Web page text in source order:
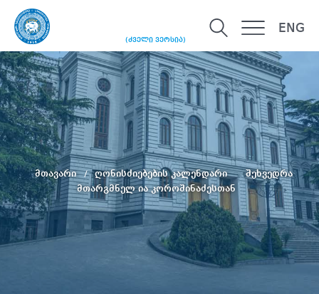
(ძველი ვერსია)
ENG
მთავარი ღონისძიებების კალენდარი
შეხვედრა
მთარგმნელ ია კოროშინაძესთან